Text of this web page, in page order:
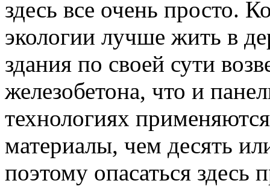
здесь все очень просто.
экологии лучше жить в
здания по своей сути
железобетона, что и
технологиях
материалы, чем десять
поэтому опасаться здесь